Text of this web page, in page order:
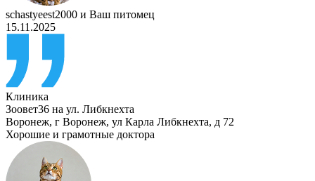
schastyeest2000 и Ваш питомец
15.11.2025
Клиника
Зоовет36 на ул. Либкнехта
Воронеж, г Воронеж, ул Карла Либкнехта, д 72
Хорошие и грамотные доктора